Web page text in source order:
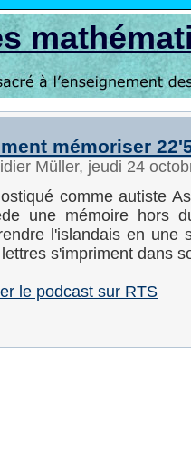
mémoriser
Müller, jeudi 24
comme autiste
une mémoire hors
l'islandais en une
s'impriment dans
le podcast sur RTS